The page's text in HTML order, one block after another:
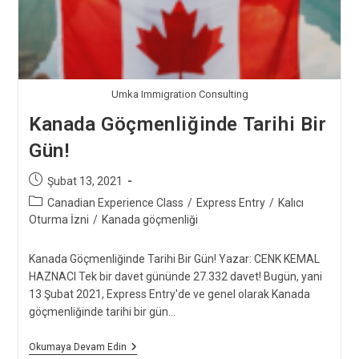
Umka Immigration Consulting
Kanada Göçmenliğinde Tarihi Bir
Gün!
Post
published:
Şubat 13, 2021
Post
category:
Canadian Experience Class / Express Entry / Kalıcı
Oturma İzni / Kanada göçmenliği
Kanada Göçmenliğinde Tarihi Bir Gün! Yazar: CENK KEMAL
HAZNACI Tek bir davet gününde 27.332 davet! Bugün, yani
13 Şubat 2021, Express Entry'de ve genel olarak Kanada
göçmenliğinde tarihi bir gün…
Okumaya Devam EdinKanada